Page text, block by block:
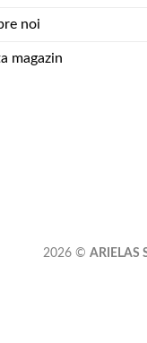
noi
magazin
2026 © ARIELAS